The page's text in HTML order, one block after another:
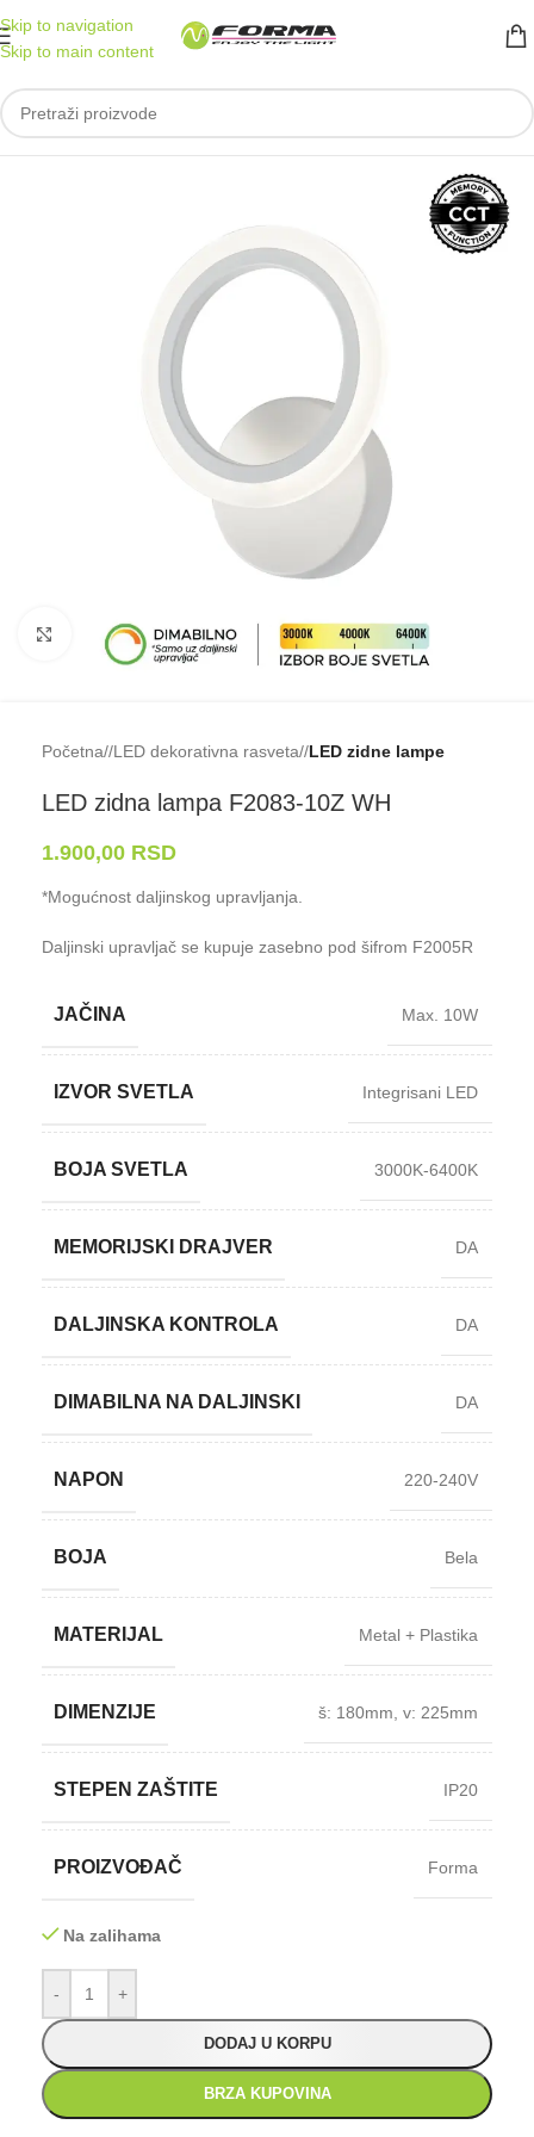
Skip to navigation
Skip to main content
Klikni da uveličaš
Početna/ LED dekorativna rasveta/ LED zidne lampe
LED zidna lampa F2083-⁠10Z WH
1.900,00 RSD
*Mogućnost daljinskog upravljanja.
Daljinski upravljač se kupuje zasebno pod šifrom F2005R
JAČINA Max. 10W
IZVOR SVETLA Integrisani LED
BOJA SVETLA 3000K-6400K
MEMORIJSKI DRAJVER DA
DALJINSKA KONTROLA DA
DIMABILNA NA DALJINSKI DA
NAPON 220-240V
BOJA Bela
MATERIJAL Metal + Plastika
DIMENZIJE š: 180mm v: 225mm
STEPEN ZAŠTITE IP20
PROIZVOĐAČ Forma
Na zalihama
- +
DODAJ U KORPU
BRZA KUPOVINA